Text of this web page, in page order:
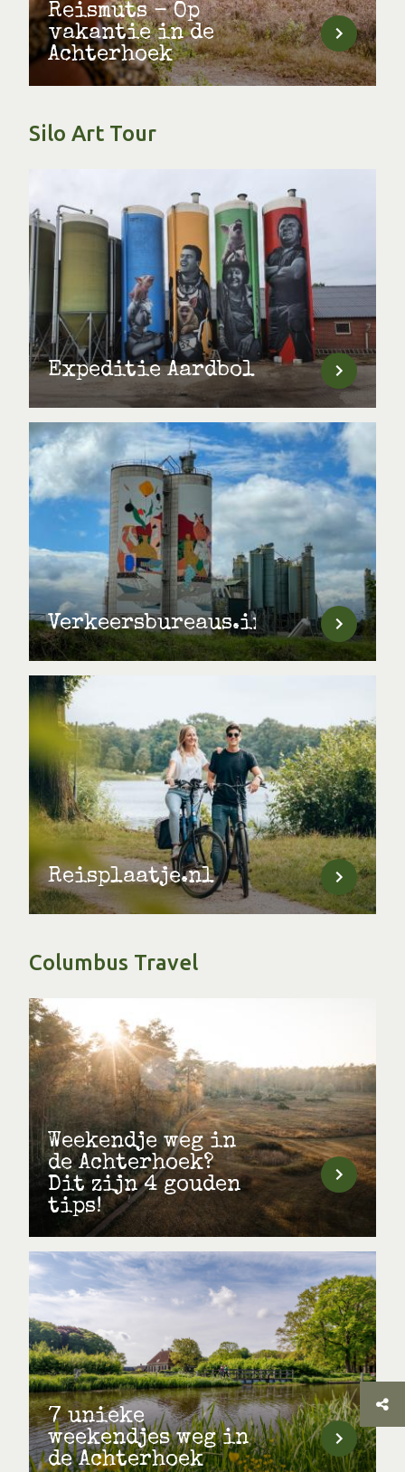
Reismuts - Op
vakantie in de
Achterhoek
Silo Art Tour
Expeditie Aardbol
Verkeersbureaus.info
Reisplaatje.nl
Columbus Travel
Weekendje weg in
de Achterhoek?
Dit zijn 4 gouden
tips!
7 unieke
weekendjes weg in
de Achterhoek